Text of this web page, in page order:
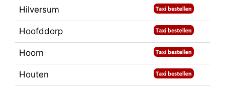
Hilversum
Hoofddorp
Hoorn
Houten